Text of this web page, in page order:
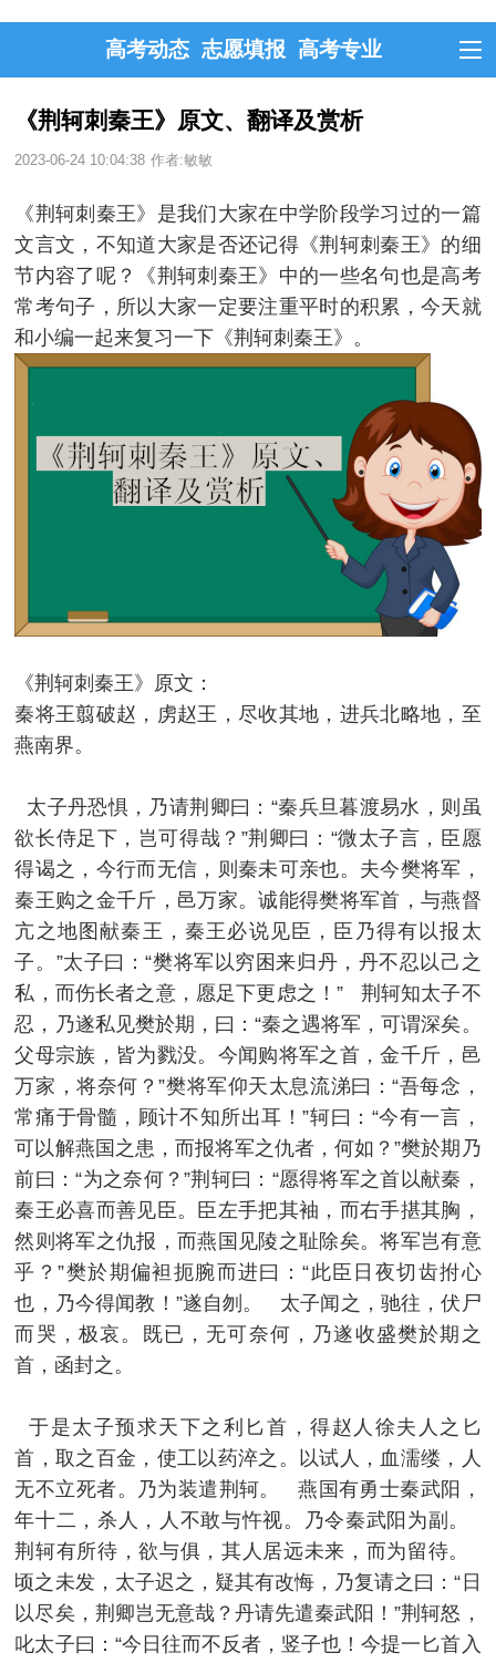
高考动态 志愿填报 高考专业
《荆轲刺秦王》原文、翻译及赏析
2023-06-24 10:04:38 作者:敏敏
《荆轲刺秦王》是我们大家在中学阶段学习过的一篇
文言文，不知道大家是否还记得《荆轲刺秦王》的细
节内容了呢？《荆轲刺秦王》中的一些名句也是高考
常考句子，所以大家一定要注重平时的积累，今天就
和小编一起来复习一下《荆轲刺秦王》。
《荆轲刺秦王》原文：
秦将王翦破赵，虏赵王，尽收其地，进兵北略地，至
燕南界。
太子丹恐惧，乃请荆卿曰：“秦兵旦暮渡易水，则虽
欲长侍足下，岂可得哉？”荆卿曰：“微太子言，臣愿
得谒之，今行而无信，则秦未可亲也。夫今樊将军，
秦王购之金千斤，邑万家。诚能得樊将军首，与燕督
亢之地图献秦王，秦王必说见臣，臣乃得有以报太
子。”太子曰：“樊将军以穷困来归丹，丹不忍以己之
私，而伤长者之意，愿足下更虑之！” 荆轲知太子不
忍，乃遂私见樊於期，曰：“秦之遇将军，可谓深矣。
父母宗族，皆为戮没。今闻购将军之首，金千斤，邑
万家，将奈何？”樊将军仰天太息流涕曰：“吾每念，
常痛于骨髓，顾计不知所出耳！”轲曰：“今有一言，
可以解燕国之患，而报将军之仇者，何如？”樊於期乃
前曰：“为之奈何？”荆轲曰：“愿得将军之首以献秦，
秦王必喜而善见臣。臣左手把其袖，而右手揕其胸，
然则将军之仇报，而燕国见陵之耻除矣。将军岂有意
乎？”樊於期偏袒扼腕而进曰：“此臣日夜切齿拊心
也，乃今得闻教！”遂自刎。 太子闻之，驰往，伏尸
而哭，极哀。既已，无可奈何，乃遂收盛樊於期之
首，函封之。
于是太子预求天下之利匕首，得赵人徐夫人之匕
首，取之百金，使工以药淬之。以试人，血濡缕，人
无不立死者。乃为装遣荆轲。 燕国有勇士秦武阳，
年十二，杀人，人不敢与忤视。乃令秦武阳为副。
荆轲有所待，欲与俱，其人居远未来，而为留待。
顷之未发，太子迟之，疑其有改悔，乃复请之曰：“日
以尽矣，荆卿岂无意哉？丹请先遣秦武阳！”荆轲怒，
叱太子曰：“今日往而不反者，竖子也！今提一匕首入